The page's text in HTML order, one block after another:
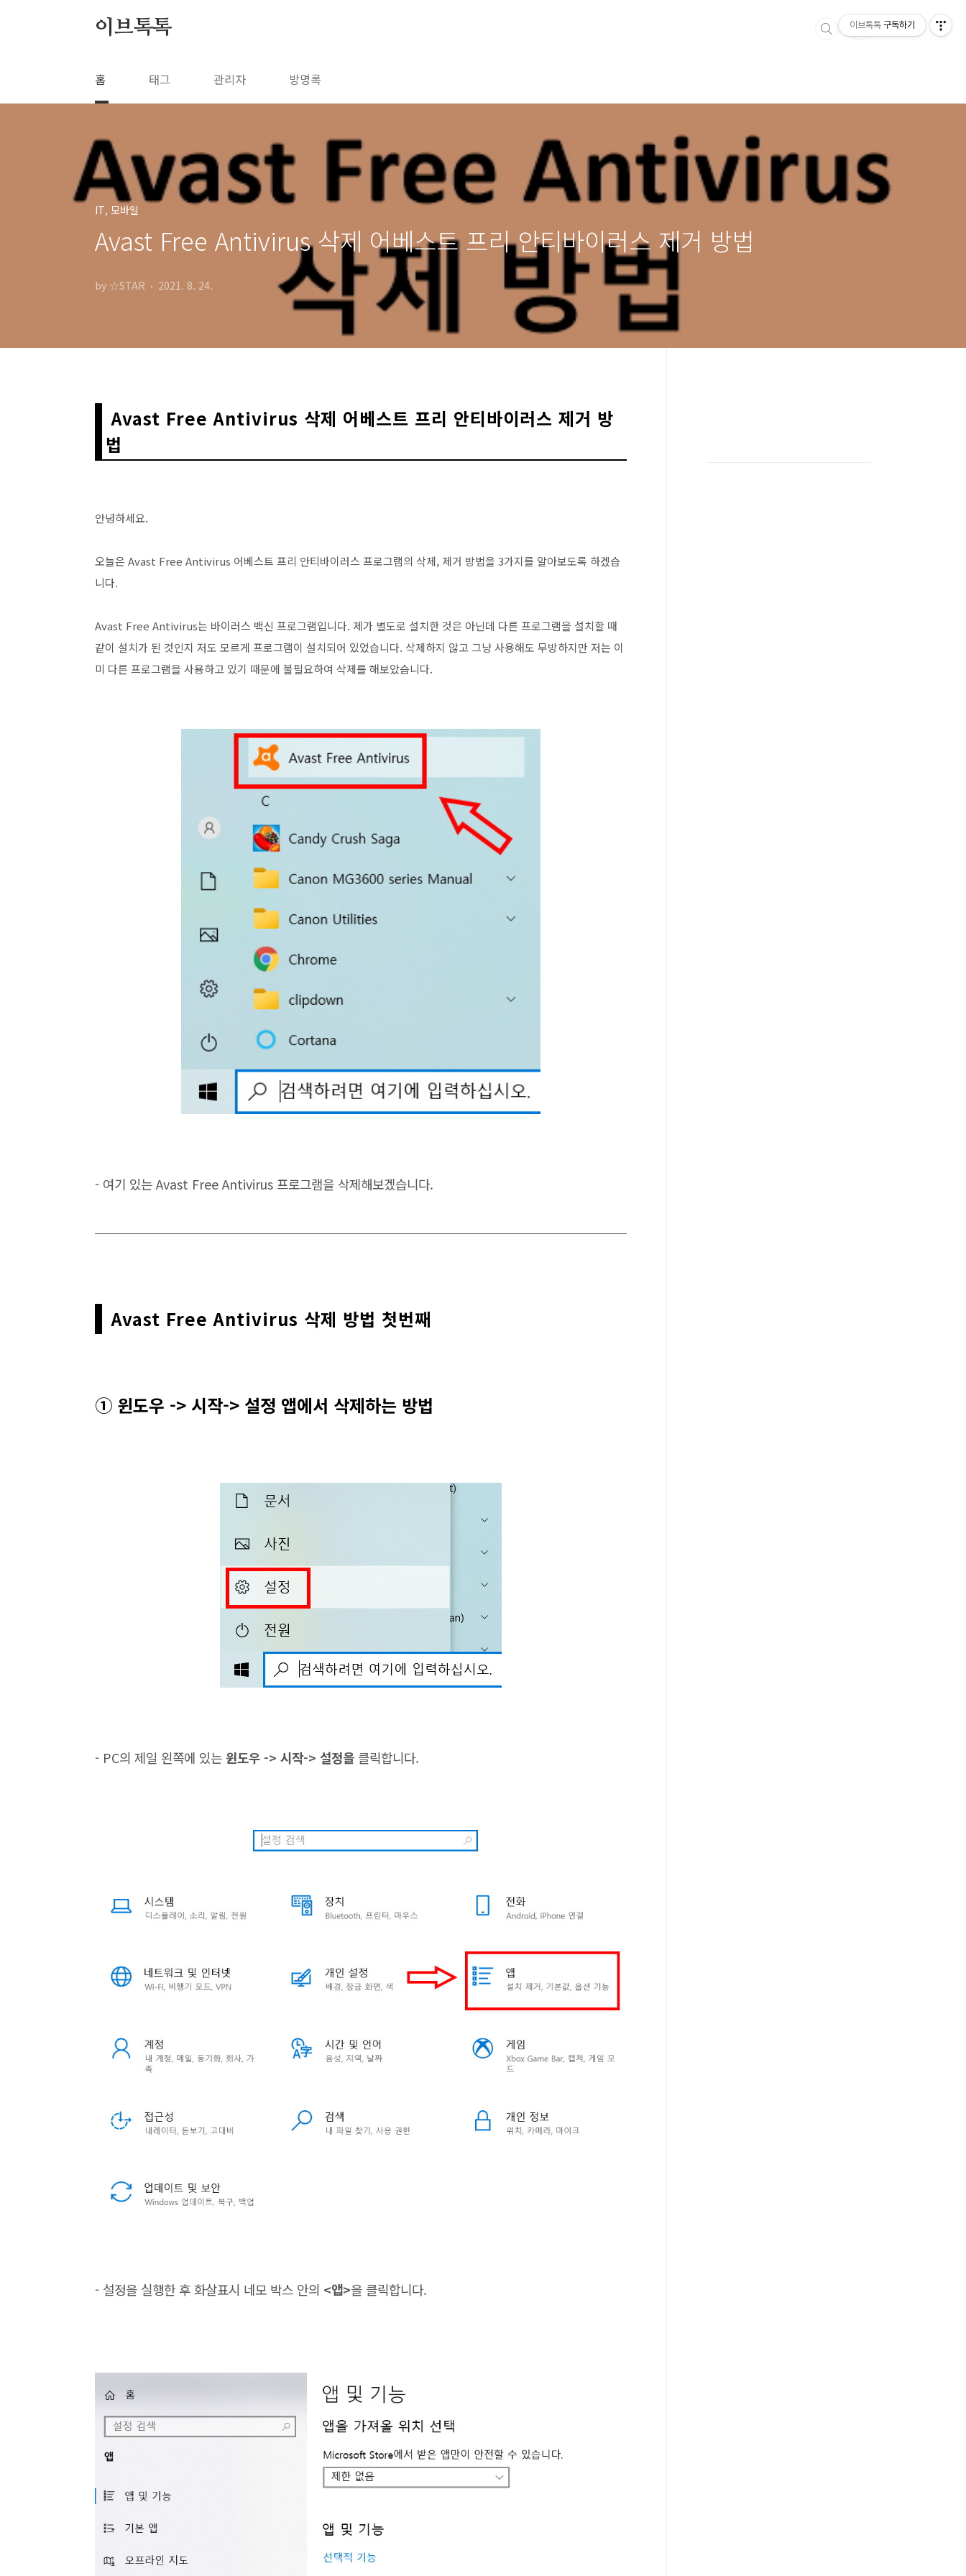
이브톡톡
홈 태그 관리자 방명록
IT, 모바일
Avast Free Antivirus 삭제 어베스트 프리 안티바이러스 제거 방법
by ☆STAR 2021. 8. 24.
Avast Free Antivirus 삭제 어베스트 프리 안티바이러스 제거 방
법
안녕하세요.
오늘은 Avast Free Antivirus 어베스트 프리 안티바이러스 프로그램의 삭제, 제거 방법을 3가지를 알아보도록 하겠습
니다.
Avast Free Antivirus는 바이러스 백신 프로그램입니다. 제가 별도로 설치한 것은 아닌데 다른 프로그램을 설치할 때
같이 설치가 된 것인지 저도 모르게 프로그램이 설치되어 있었습니다. 삭제하지 않고 그냥 사용해도 무방하지만 저는 이
미 다른 프로그램을 사용하고 있기 때문에 불필요하여 삭제를 해보았습니다.
- 여기 있는 Avast Free Antivirus 프로그램을 삭제해보겠습니다.
Avast Free Antivirus 삭제 방법 첫번째
① 윈도우 -> 시작-> 설정 앱에서 삭제하는 방법
- PC의 제일 왼쪽에 있는 윈도우 -> 시작-> 설정을 클릭합니다.
- 설정을 실행한 후 화살표시 네모 박스 안의 <앱>을 클릭합니다.
이브톡톡 구독하기